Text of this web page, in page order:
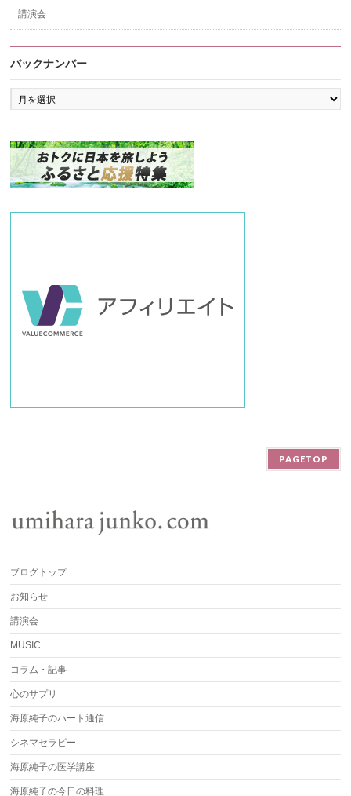
講演会
バックナンバー
バ
ッ
ン
バ
ー
PAGETOP
ブログトップ
お知らせ
講演会
MUSIC
コラム・記事
心のサプリ
海原純子のハート通信
シネマセラピー
海原純子の医学講座
海原純子の今日の料理